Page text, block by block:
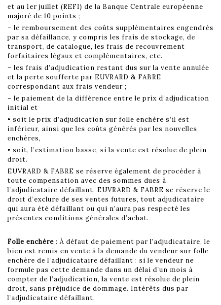
et au 1er juillet (REFI) de la Banque Centrale européenne
majoré de 10 points ;
– le remboursement des coûts supplémentaires engendrés
par sa défaillance, y compris les frais de stockage, de
transport, de catalogue, les frais de recouvrement
forfaitaires légaux et complémentaires, etc.
– les frais d’adjudication restant dus sur la vente annulée
et la perte soufferte par EUVRARD & FABRE
correspondant aux frais vendeur ;
– le paiement de la différence entre le prix d’adjudication
initial et
• soit le prix d’adjudication sur folle enchère s’il est
inférieur, ainsi que les coûts générés par les nouvelles
enchères,
• soit, l’estimation basse, si la vente est résolue de plein
droit.
EUVRARD & FABRE se réserve également de procéder à
toute compensation avec des sommes dues à
l’adjudicataire défaillant. EUVRARD & FABRE se réserve le
droit d’exclure de ses ventes futures, tout adjudicataire
qui aura été défaillant ou qui n’aura pas respecté les
présentes conditions générales d’achat.
Folle enchère : À défaut de paiement par l’adjudicataire, le
bien est remis en vente à la demande du vendeur sur folle
enchère de l’adjudicataire défaillant : si le vendeur ne
formule pas cette demande dans un délai d’un mois à
compter de l’adjudication, la vente est résolue de plein
droit, sans préjudice de dommage. Intérêts dus par
l’adjudicataire défaillant.